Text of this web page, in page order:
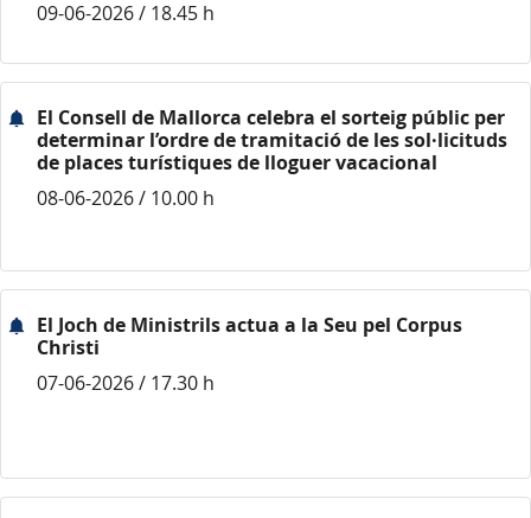
09-06-2026 / 18.45 h
El Consell de Mallorca celebra el sorteig públic per
determinar l’ordre de tramitació de les sol·licituds
de places turístiques de lloguer vacacional
08-06-2026 / 10.00 h
El Joch de Ministrils actua a la Seu pel Corpus
Christi
07-06-2026 / 17.30 h